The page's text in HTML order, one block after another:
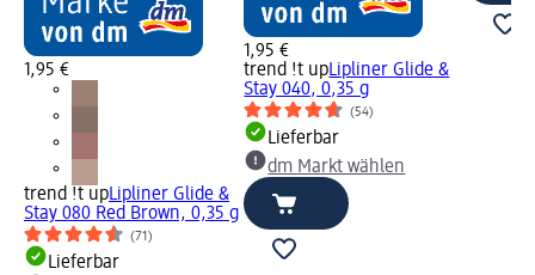
1,95 €
trend !t upLipliner Glide &
Stay 080 Red Brown, 0,35 g
(71)
Lieferbar
1,95 €
trend !t upLipliner Glide &
Stay 040, 0,35 g
(54)
Lieferbar
dm Markt wählen